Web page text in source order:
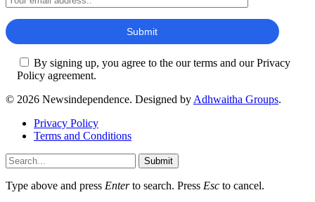
By signing up, you agree to the our terms and our Privacy
Policy agreement.
© 2026 Newsindependence. Designed by Adhwaitha Groups.
Privacy Policy
Terms and Conditions
Submit
Type above and press Enterto search. Press Esc to cancel.